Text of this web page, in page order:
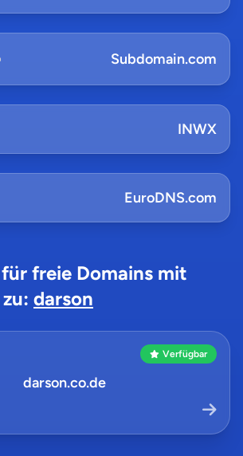
Subdomain.com
INWX
EuroDNS.com
freie Domains mit
darson
Verfügbar
darson.co.de